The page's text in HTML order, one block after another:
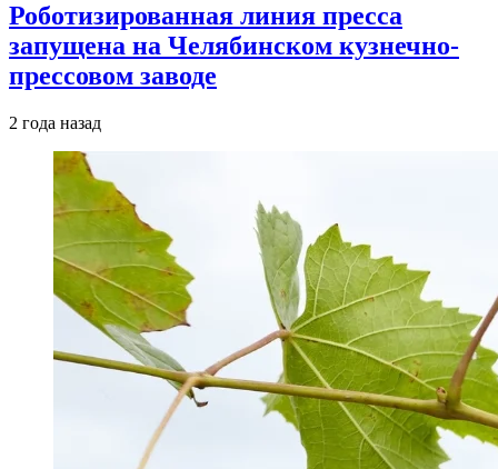
Роботизированная линия пресса
запущена на Челябинском кузнечно-
прессовом заводе
2 года назад